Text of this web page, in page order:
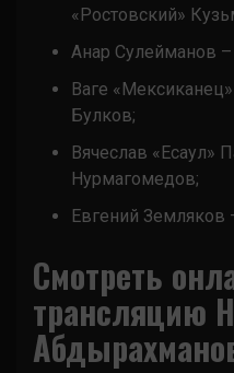
«Ростовский»
Анар Сулейманов
Ваге
Булков;
Вячеслав «Есаул»
Нурмагомедов;
Евгений Земляков
Смотреть
трансляцию